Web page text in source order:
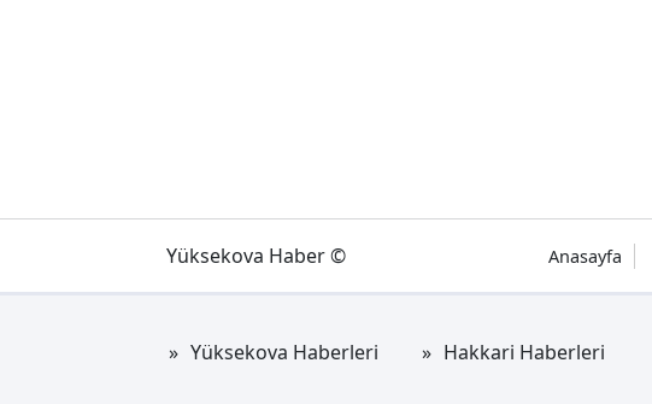
Yüksekova Haber © Anasayfa
Yüksekova Haberleri Hakkari Haberleri